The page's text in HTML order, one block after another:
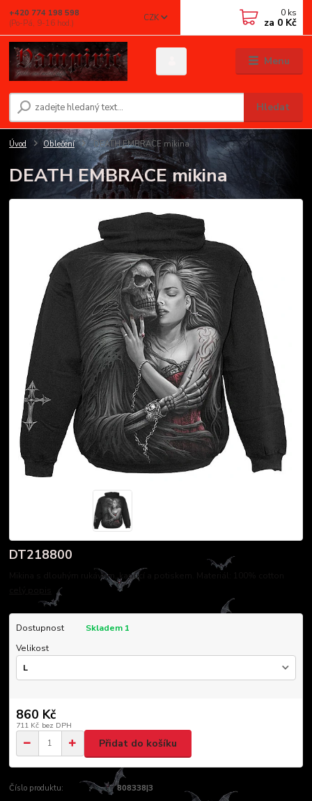
Menu
CZK
Hledat
+420 774 198 598
(Po-Pá, 9-16 hod.)
0 ks
za 0 Kč
Úvod Oblečení DEATH EMBRACE mikina
DEATH EMBRACE mikina
DT218800
Mikina s dlouhým rukávem, kapucí a potiskem. Materiál: 100% cotton
Dostupnost
Skladem 1
Velikost
860 Kč
711 Kč bez DPH
Přidat do košíku
Číslo produktu: 808338|3